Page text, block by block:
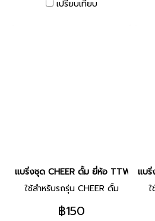
เปรียบเทียบ
แบริ่งชุด CHEER ดั้ม ยี่ห้อ TTW /
ใช้สำหรับรถรุ่น CHEER ดั้ม
฿150
แบริ่